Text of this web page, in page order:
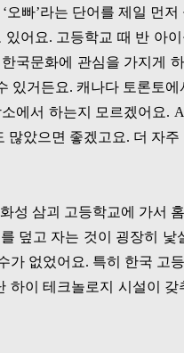
오빠’라는 단어를 제일 먼저
있어요. 고등학교 때 반 아
국문화에 관심을 가지게
있거든요. 캐나다 토론토
에서 하는지 모르겠어요.
많았으면 좋겠고요. 더 자주
성 삼괴 고등학교에 가서
덮고 자는 것이 굉장히 낯
가 없었어요. 특히 한국 고
하이 테크놀로지 시설이